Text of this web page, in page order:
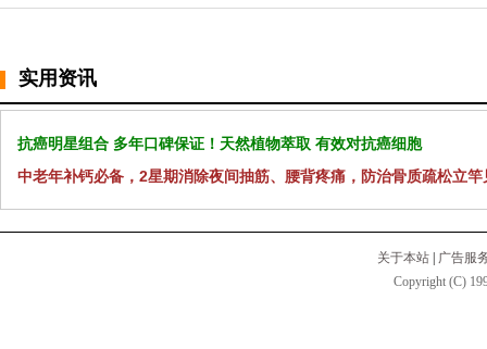
实用资讯
抗癌明星组合 多年口碑保证！天然植物萃取 有效对抗癌细胞
中老年补钙必备，2星期消除夜间抽筋、腰背疼痛，防治骨质疏松立竿
关于本站
广告服
Copyright (C)